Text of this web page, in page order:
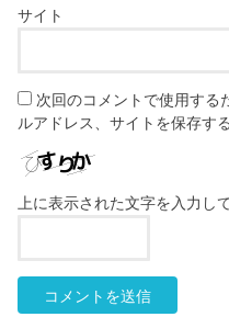
サイト
次回のコメントで使用する
ルアドレス、サイトを保存する
上に表示された文字を入力し